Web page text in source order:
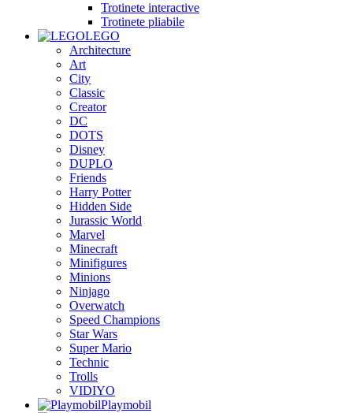
Trotinete interactive
Trotinete pliabile
LEGO
Architecture
Art
City
Classic
Creator
DC
DOTS
Disney
DUPLO
Friends
Harry Potter
Hidden Side
Jurassic World
Marvel
Minecraft
Minifigures
Minions
Ninjago
Overwatch
Speed Champions
Star Wars
Super Mario
Technic
Trolls
VIDIYO
Playmobil